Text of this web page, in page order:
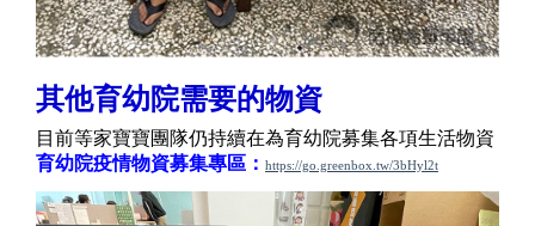
其他育幼院需要的物資
目前等家寶寶團隊仍持續在為育幼院募集各項生活物資
育幼院疫情物資募集專區： https://go.greenbox.tw/3bHyl2t